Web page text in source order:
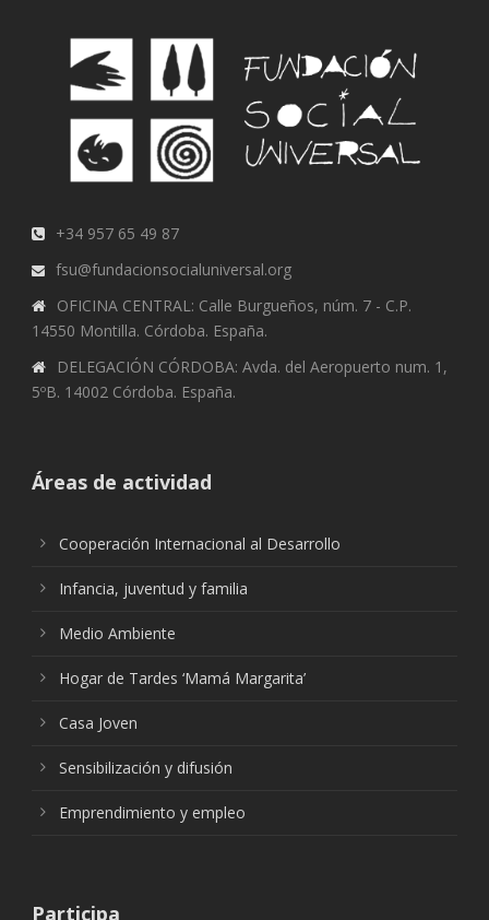
+34 957 65 49 87
fsu@fundacionsocialuniversal.org
OFICINA CENTRAL: Calle Burgueños, núm. 7 - C.P.
14550 Montilla. Córdoba. España.
DELEGACIÓN CÓRDOBA: Avda. del Aeropuerto num. 1,
5ºB. 14002 Córdoba. España.
Áreas de actividad
Cooperación Internacional al Desarrollo
Infancia, juventud y familia
Medio Ambiente
Hogar de Tardes ‘Mamá Margarita’
Casa Joven
Sensibilización y difusión
Emprendimiento y empleo
Participa